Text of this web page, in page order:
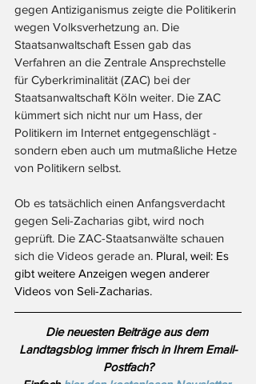
gegen Antiziganismus zeigte die Politikerin
wegen Volksverhetzung an. Die
Staatsanwaltschaft Essen gab das
Verfahren an die Zentrale Ansprechstelle
für Cyberkriminalität (ZAC) bei der
Staatsanwaltschaft Köln weiter. Die ZAC
kümmert sich nicht nur um Hass, der
Politikern im Internet entgegenschlägt -
sondern eben auch um mutmaßliche Hetze
von Politikern selbst.
Ob es tatsächlich einen Anfangsverdacht
gegen Seli-Zacharias gibt, wird noch
geprüft. Die ZAC-Staatsanwälte schauen
sich die Videos gerade an. Plural, weil: Es
gibt weitere Anzeigen wegen anderer
Videos von Seli-Zacharias.
Die neuesten Beiträge aus dem
Landtagsblog immer frisch in Ihrem Email-
Postfach?